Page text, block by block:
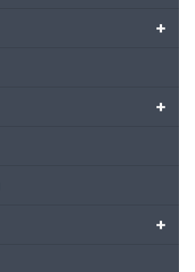
+
+
+